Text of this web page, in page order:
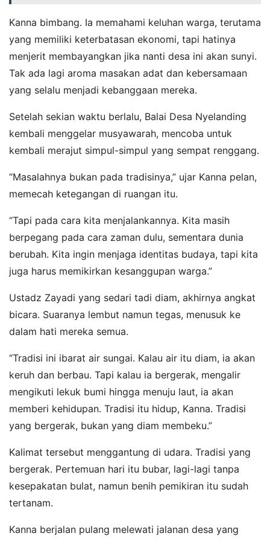
Kanna bimbang. Ia memahami keluhan warga, terutama
yang memiliki keterbatasan ekonomi, tapi hatinya
menjerit membayangkan jika nanti desa ini akan sunyi.
Tak ada lagi aroma masakan adat dan kebersamaan
yang selalu menjadi kebanggaan mereka.
Setelah sekian waktu berlalu, Balai Desa Nyelanding
kembali menggelar musyawarah, mencoba untuk
kembali merajut simpul-simpul yang sempat renggang.
“Masalahnya bukan pada tradisinya,” ujar Kanna pelan,
memecah ketegangan di ruangan itu.
“Tapi pada cara kita menjalankannya. Kita masih
berpegang pada cara zaman dulu, sementara dunia
berubah. Kita ingin menjaga identitas budaya, tapi kita
juga harus memikirkan kesanggupan warga.”
Ustadz Zayadi yang sedari tadi diam, akhirnya angkat
bicara. Suaranya lembut namun tegas, menusuk ke
dalam hati mereka semua.
“Tradisi ini ibarat air sungai. Kalau air itu diam, ia akan
keruh dan berbau. Tapi kalau ia bergerak, mengalir
mengikuti lekuk bumi hingga menuju laut, ia akan
memberi kehidupan. Tradisi itu hidup, Kanna. Tradisi
yang bergerak, bukan yang diam membeku.”
Kalimat tersebut menggantung di udara. Tradisi yang
bergerak. Pertemuan hari itu bubar, lagi-lagi tanpa
kesepakatan bulat, namun benih pemikiran itu sudah
tertanam.
Kanna berjalan pulang melewati jalanan desa yang